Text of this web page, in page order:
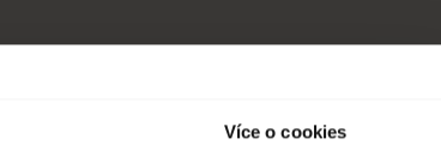
Více o cookies